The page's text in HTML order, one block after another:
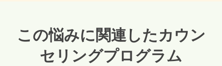
この悩みに関連したカウン
セリングプログラム